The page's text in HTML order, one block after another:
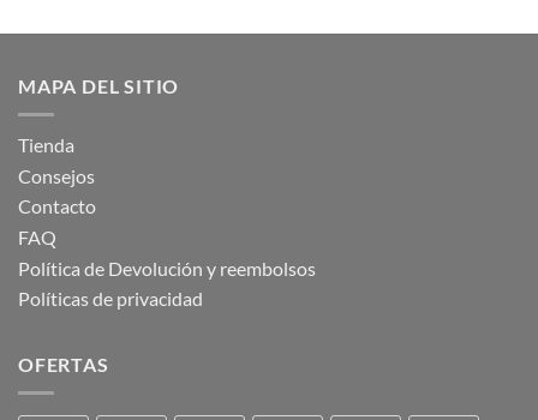
MAPA DEL SITIO
Tienda
Consejos
Contacto
FAQ
Política de Devolución y reembolsos
Políticas de privacidad
OFERTAS